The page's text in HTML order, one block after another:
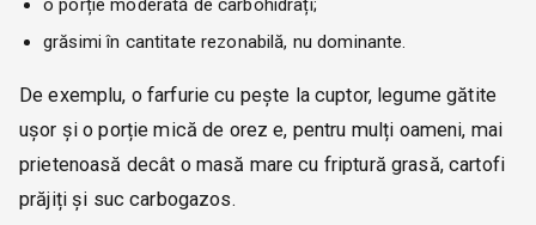
grăsimi în cantitate rezonabilă, nu dominante.
De exemplu, o farfurie cu pește la cuptor, legume gătite
ușor și o porție mică de orez e, pentru mulți oameni, mai
prietenoasă decât o masă mare cu friptură grasă, cartofi
prăjiți și suc carbogazos.